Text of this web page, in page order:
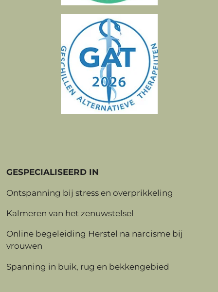
GESPECIALISEERD IN
Ontspanning bij stress en overprikkeling
Kalmeren van het zenuwstelsel
Online begeleiding Herstel na narcisme bij
vrouwen
Spanning in buik, rug en bekkengebied